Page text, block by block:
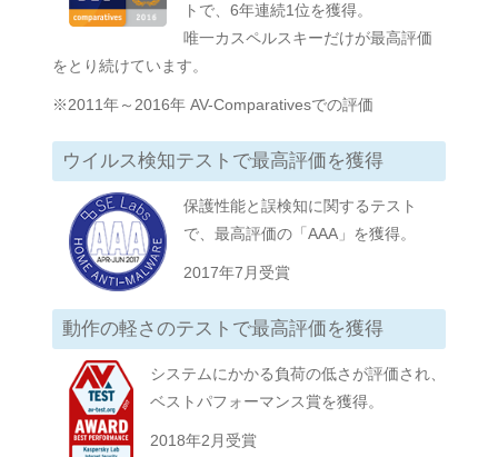
トで、6年連続1位を獲得。
唯一カスペルスキーだけが最高評価
をとり続けています。
※2011年～2016年 AV-Comparativesでの評価
ウイルス検知テストで最高評価を獲得
保護性能と誤検知に関するテスト
で、最高評価の「AAA」を獲得。
2017年7月受賞
動作の軽さのテストで最高評価を獲得
システムにかかる負荷の低さが評価され、
ベストパフォーマンス賞を獲得。
2018年2月受賞